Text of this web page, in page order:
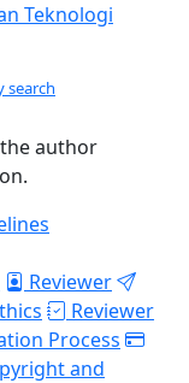
Teknologi
search
author
Reviewer
Reviewer
Process
and